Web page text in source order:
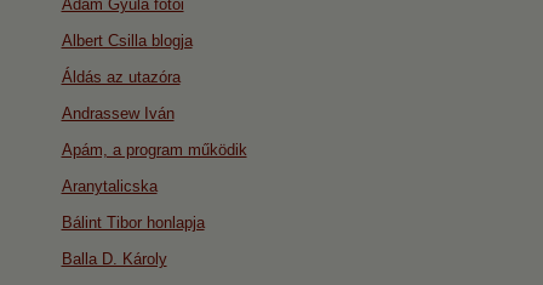
Ádám Gyula fotói
Albert Csilla blogja
Áldás az utazóra
Andrassew Iván
Apám, a program működik
Aranytalicska
Bálint Tibor honlapja
Balla D. Károly